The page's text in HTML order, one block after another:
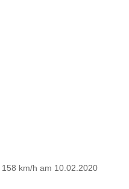
158 km/h am 10.02.2020